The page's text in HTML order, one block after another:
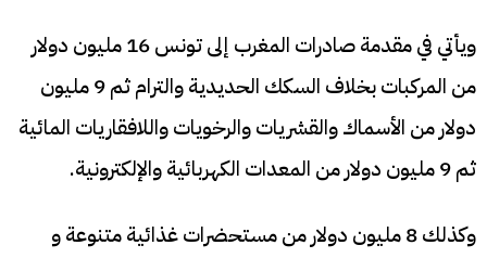
ويأتي في مقدمة صادرات المغرب إلى تونس 16 مليون دولار
من المركبات بخلاف السكك الحديدية والترام ثم 9 مليون
دولار من الأسماك والقشريات والرخويات واللافقاريات المائية
ثم 9 مليون دولار من المعدات الكهربائية والإلكترونية.
وكذلك 8 مليون دولار من مستحضرات غذائية متنوعة و